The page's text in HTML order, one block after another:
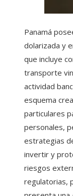
Panamá
dolarizada y
que incluye
transporte
actividad
esquema
particulares
personales,
estrategias
invertir y
riesgos
regulatorias,